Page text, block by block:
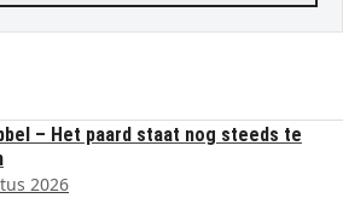
– Het paard staat nog steeds te
2026